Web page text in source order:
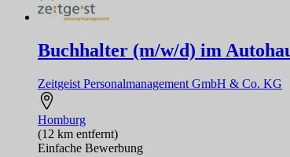
Buchhalter (m/w/d) im
Zeitgeist Personalmanagement GmbH & Co. KG
Homburg
(12 km entfernt)
Einfache Bewerbung